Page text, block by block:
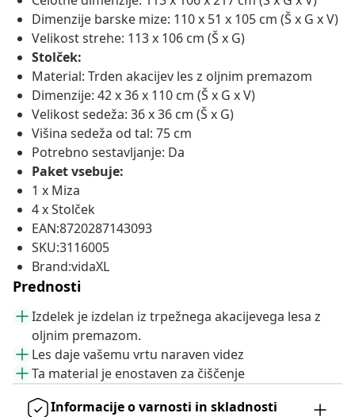
Dimenzije barske mize: 110 x 51 x 105 cm (Š x G x V)
Velikost strehe: 113 x 106 cm (Š x G)
Stolček:
Material: Trden akacijev les z oljnim premazom
Dimenzije: 42 x 36 x 110 cm (Š x G x V)
Velikost sedeža: 36 x 36 cm (Š x G)
Višina sedeža od tal: 75 cm
Potrebno sestavljanje: Da
Paket vsebuje:
1 x Miza
4 x Stolček
EAN:8720287143093
SKU:3116005
Brand:vidaXL
Prednosti
Izdelek je izdelan iz trpežnega akacijevega lesa z
oljnim premazom.
Les daje vašemu vrtu naraven videz
Ta material je enostaven za čiščenje
Informacije o varnosti in skladnosti